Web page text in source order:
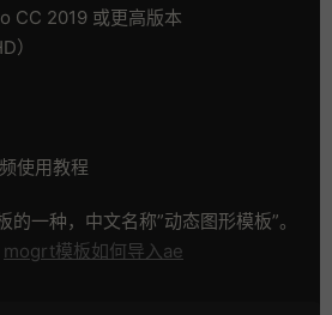
CC 2019 或更高版本
）
使用教程
的一种，中文名称”动态图形模板”。
mogrt模板如何导入ae